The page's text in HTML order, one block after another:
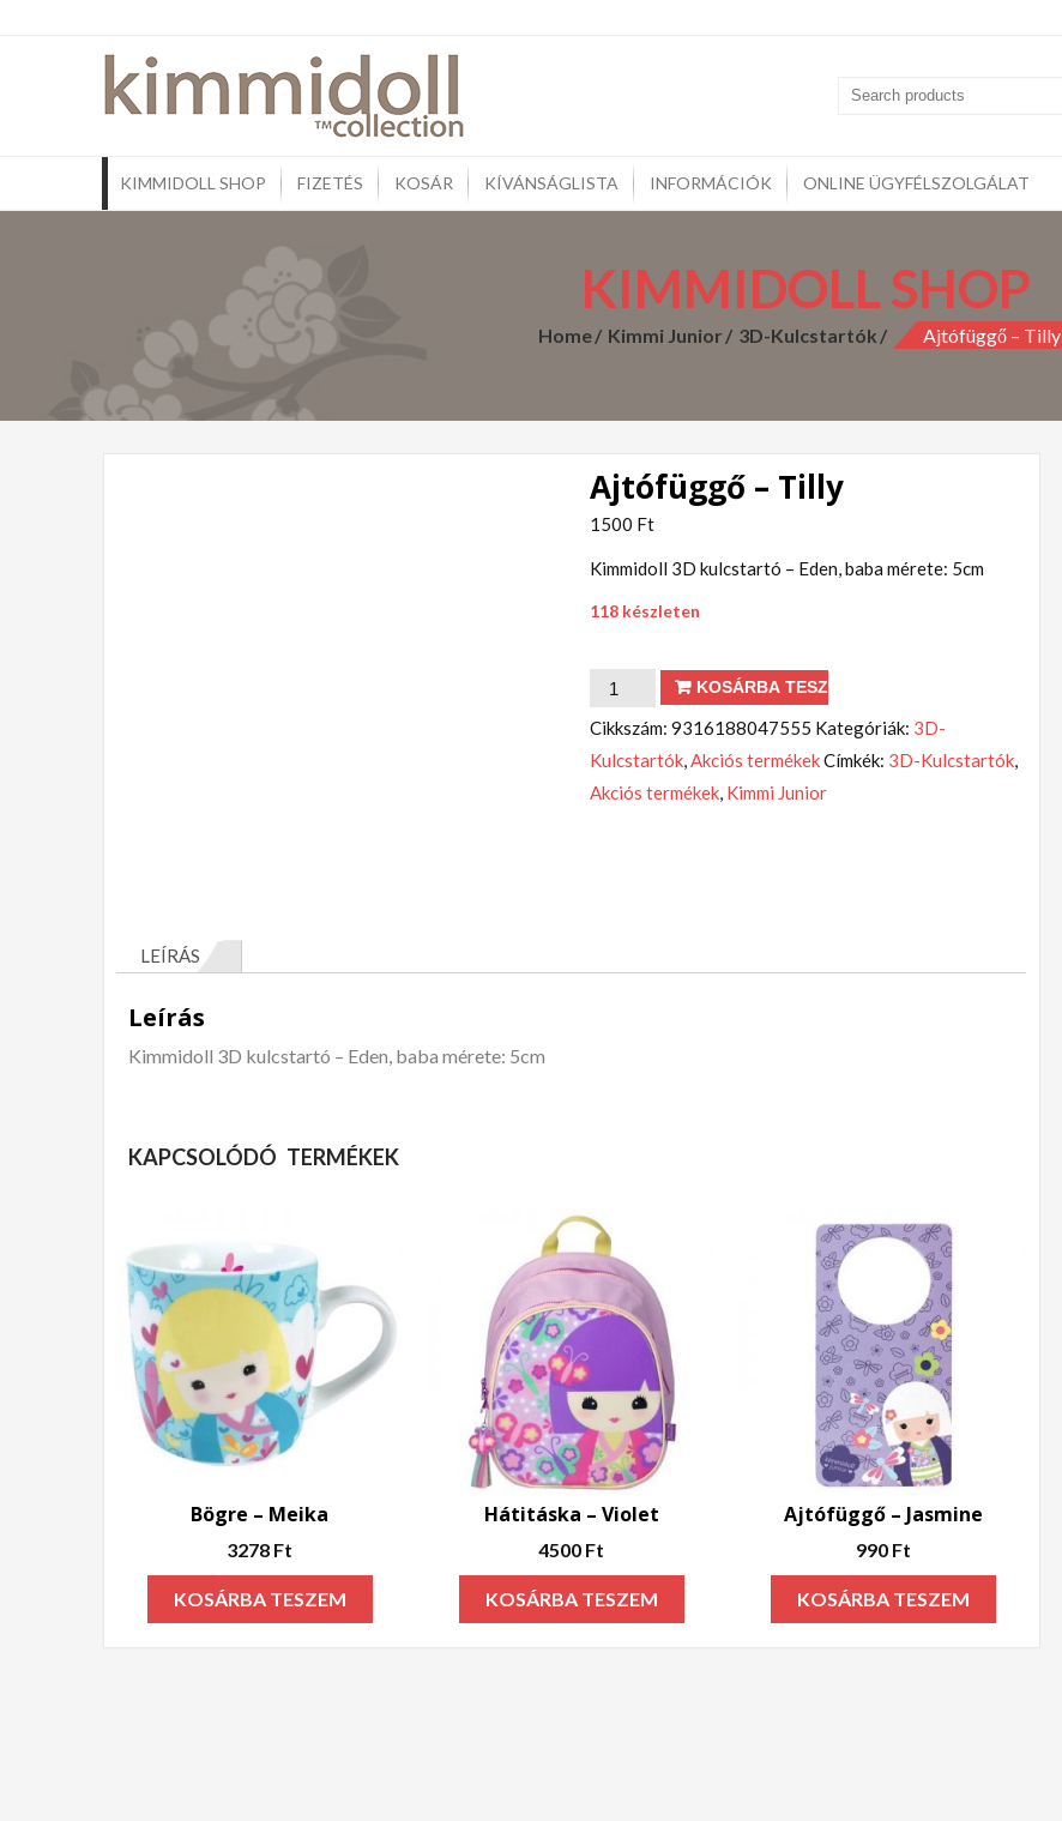
Pénztárcák, Kulcstartók, Otthoni kiegészítők,
KIMMIDOLL SHOP FIZETÉS KOSÁR KÍVÁNSÁGLISTA INFORMÁCIÓK ONLINE ÜGYFÉLSZOLGÁLAT
KIMMIDOLL SHOP
Home Kimmi Junior 3D-Kulcstartók Ajtófüggő – Tilly
Ajtófüggő – Tilly
1500 Ft
Kimmidoll 3D kulcstartó – Eden, baba mérete: 5cm
118 készleten
Ajtófüggő
-
Tilly
mennyiség
KOSÁRBA TESZEM
Cikkszám:9316188047555 Kategóriák: 3D-
Kulcstartók,Akciós termékekCímkék: 3D-Kulcstartók,
Akciós termékek, Kimmi Junior
LEÍRÁS
Leírás
Kimmidoll 3D kulcstartó – Eden, baba mérete: 5cm
KAPCSOLÓDÓ TERMÉKEK
Bögre – Meika
3278 Ft
KOSÁRBA TESZEM
Hátitáska – Violet
4500 Ft
KOSÁRBA TESZEM
Ajtófüggő – Jasmine
990 Ft
KOSÁRBA TESZEM